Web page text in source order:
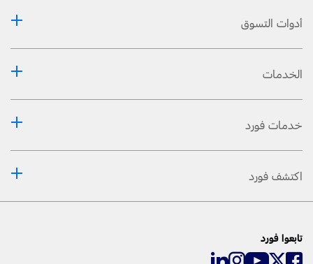
أدوات التسوق
الخدمات
خدمات فورد
اكتشف فورد
تابعوا فورد